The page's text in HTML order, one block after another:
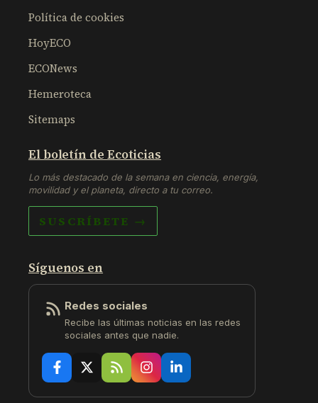
Política de cookies
HoyECO
ECONews
Hemeroteca
Sitemaps
El boletín de Ecoticias
Lo más destacado de la semana en ciencia, energía,
movilidad y el planeta, directo a tu correo.
SUSCRÍBETE →
Síguenos en
Redes sociales
Recibe las últimas noticias en las redes
sociales antes que nadie.